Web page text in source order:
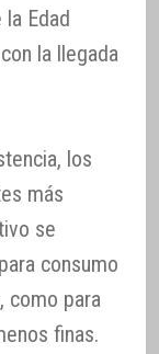
Edad
la llegada
los
más
se
consumo
como para
finas.